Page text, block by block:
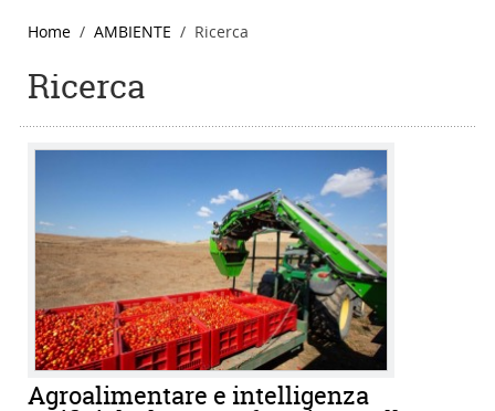
Home AMBIENTE Ricerca
Ricerca
Agroalimentare e intelligenza